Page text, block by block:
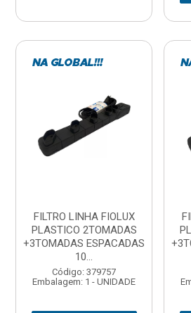
FILTRO LINHA FIOLUX
PLASTICO 2TOMADAS
+3TOMADAS ESPACADAS
10...
Código: 379757
Embalagem: 1 - UNIDADE